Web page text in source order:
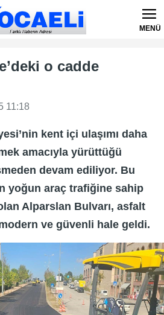
MENÜ
o cadde
11:18
kent içi ulaşımı daha
amacıyla yürüttüğü
devam ediliyor. Bu
yoğun araç trafiğine sahip
Alparslan Bulvarı, asfalt
ve güvenli hale geldi.